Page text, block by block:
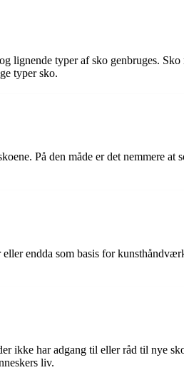
lignende typer af sko genbruges.
typer sko.
På den måde er det nemmere at
endda som basis for
ikke har adgang til eller råd til nye
liv.